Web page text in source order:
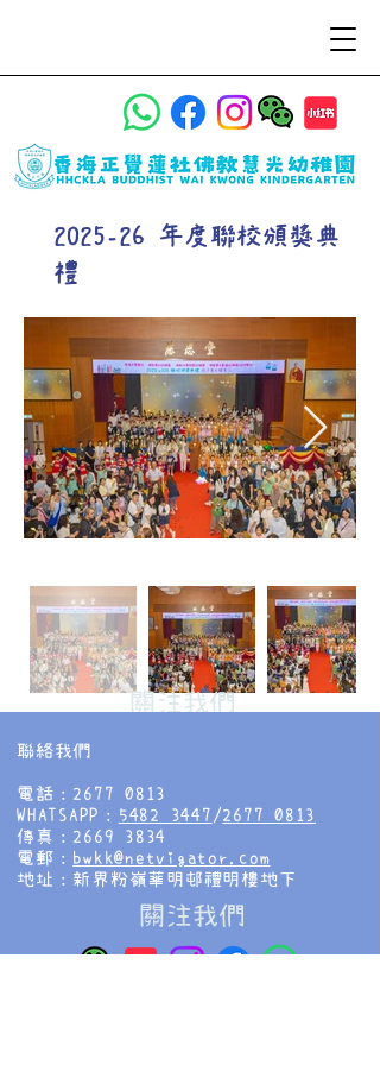
2025-26 年度聯校頒獎典
禮
​關注我們
聯絡我們
電話：2677 0813
WHATSAPP： 5482 3447 /2677 0813
傳真：2669 3834
電郵： bwkk@netvigator.com
地址：新界粉嶺華明邨禮明樓地下
​關注我們